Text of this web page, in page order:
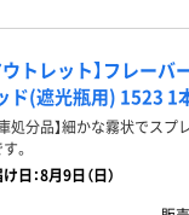
ウトレット】フレー
ド(遮光瓶用) 1523 1
庫処分品】細かな霧状でス
。
日：8月9日（日）